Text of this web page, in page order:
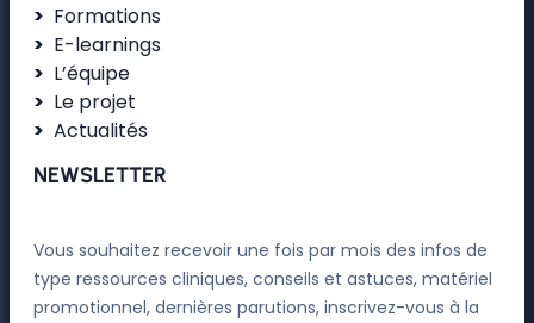
Formations
E-learnings
L’équipe
Le projet
Actualités
NEWSLETTER
Vous souhaitez recevoir une fois par mois des infos de
type ressources cliniques, conseils et astuces, matériel
promotionnel, dernières parutions, inscrivez-vous à la